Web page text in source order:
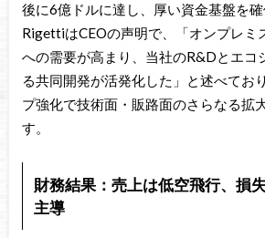
後に6億ドルに達し、厚い資金基盤を確
RigettiはCEOの声明で、「オンプレミ
への需要が高まり、当社のR&Dとエコ
る共同開発が活発化した」と述べてお
プ強化で技術面・販路面のさらなる拡
す。
財務結果：売上は低空飛行、損
主導